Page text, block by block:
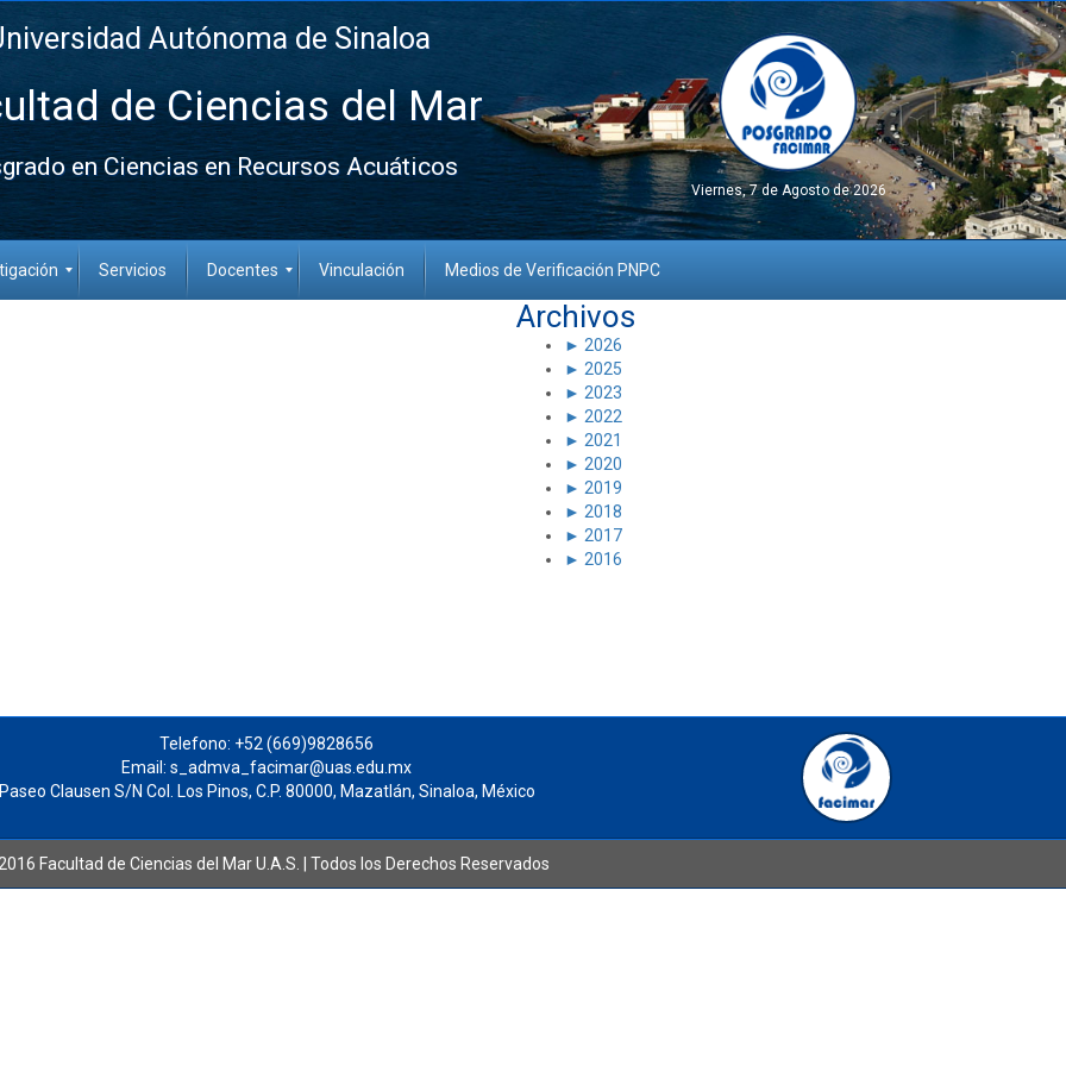
Viernes, 7 de Agosto de 2026
Autónoma de Sinaloa
de Ciencias del Mar
en Ciencias en Recursos Acuáticos
Servicios Docentes Vinculación Medios de Verificación PNPC
Archivos
► 2026
► 2025
► 2023
► 2022
► 2021
► 2020
► 2019
► 2018
► 2017
► 2016
Telefono: +52 (669)9828656
Email: s_admva_facimar@uas.edu.mx
Clausen S/N Col. Los Pinos, C.P. 80000, Mazatlán, Sinaloa, México
Facultad de Ciencias del Mar U.A.S. | Todos los Derechos Reservados